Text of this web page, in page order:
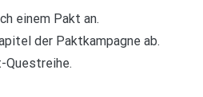
einem Pakt an.
der Paktkampagne ab.
Questreihe.